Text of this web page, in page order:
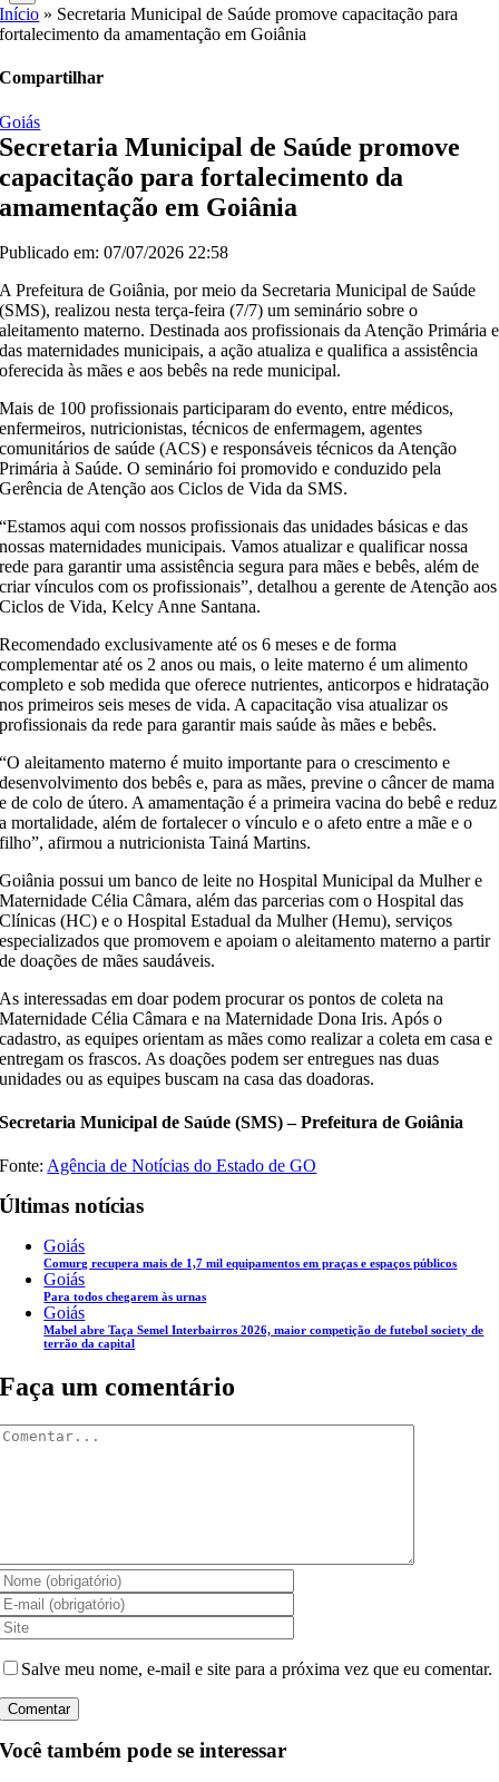
Início » Secretaria Municipal de Saúde promove capacitação para
fortalecimento da amamentação em Goiânia
Compartilhar
Goiás
Secretaria Municipal de Saúde promove
capacitação para fortalecimento da
amamentação em Goiânia
Publicado em: 07/07/2026 22:58
A Prefeitura de Goiânia, por meio da Secretaria Municipal de Saúde
(SMS), realizou nesta terça-feira (7/7) um seminário sobre o
aleitamento materno. Destinada aos profissionais da Atenção Primária e
das maternidades municipais, a ação atualiza e qualifica a assistência
oferecida às mães e aos bebês na rede municipal.
Mais de 100 profissionais participaram do evento, entre médicos,
enfermeiros, nutricionistas, técnicos de enfermagem, agentes
comunitários de saúde (ACS) e responsáveis técnicos da Atenção
Primária à Saúde. O seminário foi promovido e conduzido pela
Gerência de Atenção aos Ciclos de Vida da SMS.
“Estamos aqui com nossos profissionais das unidades básicas e das
nossas maternidades municipais. Vamos atualizar e qualificar nossa
rede para garantir uma assistência segura para mães e bebês, além de
criar vínculos com os profissionais”, detalhou a gerente de Atenção aos
Ciclos de Vida, Kelcy Anne Santana.
Recomendado exclusivamente até os 6 meses e de forma
complementar até os 2 anos ou mais, o leite materno é um alimento
completo e sob medida que oferece nutrientes, anticorpos e hidratação
nos primeiros seis meses de vida. A capacitação visa atualizar os
profissionais da rede para garantir mais saúde às mães e bebês.
“O aleitamento materno é muito importante para o crescimento e
desenvolvimento dos bebês e, para as mães, previne o câncer de mama
e de colo de útero. A amamentação é a primeira vacina do bebê e reduz
a mortalidade, além de fortalecer o vínculo e o afeto entre a mãe e o
filho”, afirmou a nutricionista Tainá Martins.
Goiânia possui um banco de leite no Hospital Municipal da Mulher e
Maternidade Célia Câmara, além das parcerias com o Hospital das
Clínicas (HC) e o Hospital Estadual da Mulher (Hemu), serviços
especializados que promovem e apoiam o aleitamento materno a partir
de doações de mães saudáveis.
As interessadas em doar podem procurar os pontos de coleta na
Maternidade Célia Câmara e na Maternidade Dona Iris. Após o
cadastro, as equipes orientam as mães como realizar a coleta em casa e
entregam os frascos. As doações podem ser entregues nas duas
unidades ou as equipes buscam na casa das doadoras.
Secretaria Municipal de Saúde (SMS) – Prefeitura de Goiânia
Fonte: Agência de Notícias do Estado de GO
Últimas notícias
Goiás
Comurg recupera mais de 1,7 mil equipamentos em praças e espaços públicos
Goiás
Para todos chegarem às urnas
Goiás
Mabel abre Taça Semel Interbairros 2026, maior competição de futebol society de
terrão da capital
Faça um comentário
Salve meu nome, e-mail e site para a próxima vez que eu comentar.
Você também pode se interessar